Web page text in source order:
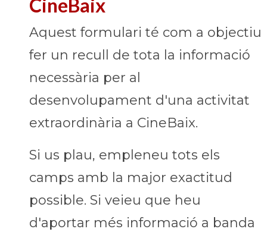
CineBaix
Aquest formulari té com a objectiu
fer un recull de tota la informació
necessària per al
desenvolupament d'una activitat
extraordinària a CineBaix.
Si us plau, empleneu tots els
camps amb la major exactitud
possible. Si veieu que heu
d'aportar més informació a banda